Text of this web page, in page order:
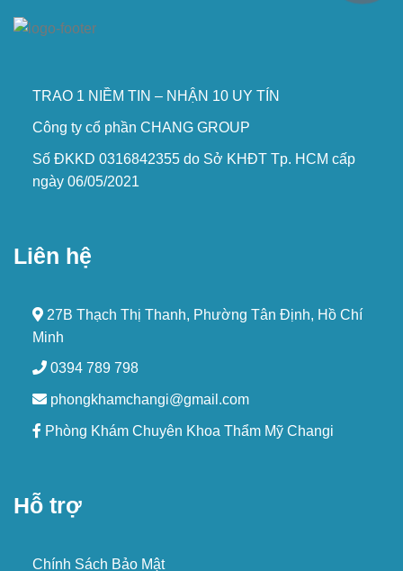
TRAO 1 NIỀM TIN – NHẬN 10 UY TÍN
Công ty cổ phần CHANG GROUP
Số ĐKKD 0316842355 do Sở KHĐT Tp. HCM cấp
ngày 06/05/2021
Liên hệ
27B Thạch Thị Thanh, Phường Tân Định, Hồ Chí
Minh
0394 789 798
phongkhamchangi@gmail.com
Phòng Khám Chuyên Khoa Thẩm Mỹ Changi
Hỗ trợ
Chính Sách Bảo Mật